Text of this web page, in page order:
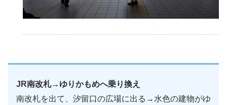
JR南改札→ゆりかもめへ乗り換え
南改札を出て、汐留口の広場に出る→水色の建物がゆ